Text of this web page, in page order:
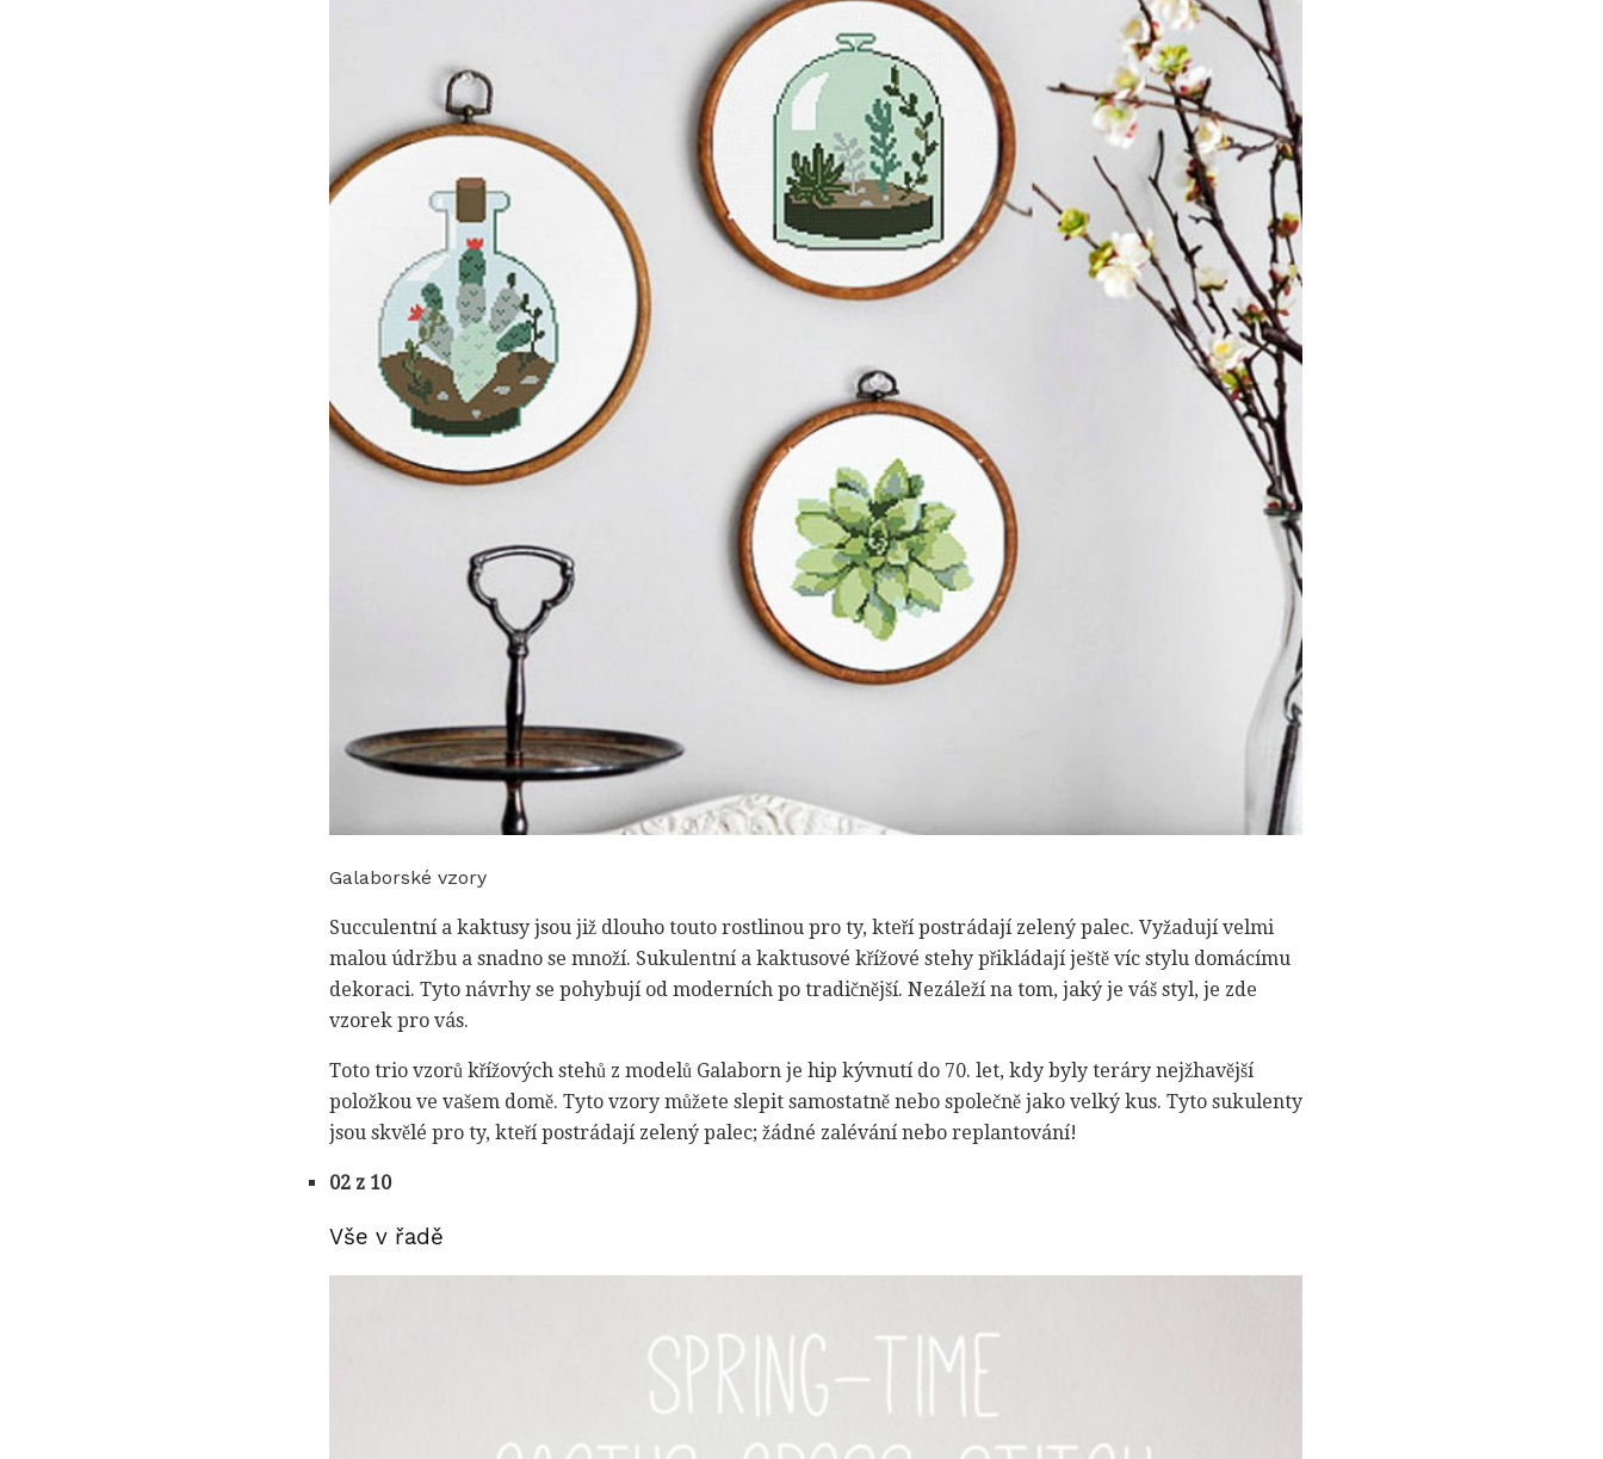
Galaborské vzory
Succulentní a kaktusy jsou již dlouho touto rostlinou pro ty, kteří postrádají zelený palec. Vyžadují velmi
malou údržbu a snadno se množí. Sukulentní a kaktusové křížové stehy přikládají ještě víc stylu domácímu
dekoraci. Tyto návrhy se pohybují od moderních po tradičnější. Nezáleží na tom, jaký je váš styl, je zde
vzorek pro vás.
Toto trio vzorů křížových stehů z modelů Galaborn je hip kývnutí do 70. let, kdy byly teráry nejžhavější
položkou ve vašem domě. Tyto vzory můžete slepit samostatně nebo společně jako velký kus. Tyto sukulenty
jsou skvělé pro ty, kteří postrádají zelený palec; žádné zalévání nebo replantování!
02 z 10
Vše v řadě